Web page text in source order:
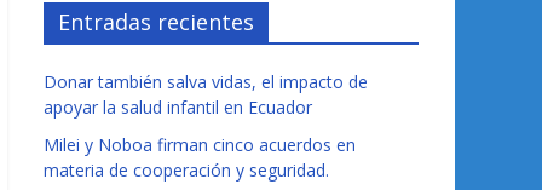
Entradas recientes
Donar también salva vidas, el impacto de
apoyar la salud infantil en Ecuador
Milei y Noboa firman cinco acuerdos en
materia de cooperación y seguridad.